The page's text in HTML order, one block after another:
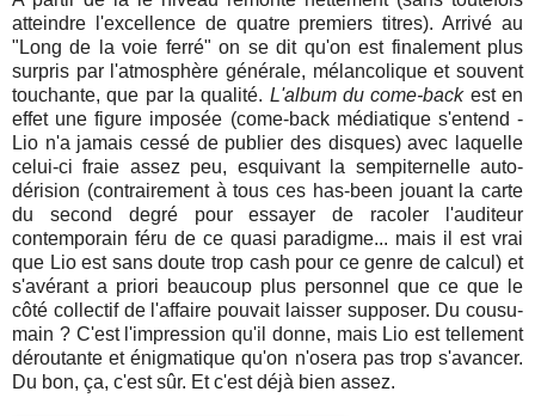
atteindre l'excellence de quatre premiers titres). Arrivé au
"Long de la voie ferré" on se dit qu'on est finalement plus
surpris par l'atmosphère générale, mélancolique et souvent
touchante, que par la qualité. L'album du come-backest en
effet une figure imposée (come-back médiatique s'entend -
Lio n'a jamais cessé de publier des disques) avec laquelle
celui-ci fraie assez peu, esquivant la sempiternelle auto-
dérision (contrairement à tous ces has-been jouant la carte
du second degré pour essayer de racoler l'auditeur
contemporain féru de ce quasi paradigme... mais il est vrai
que Lio est sans doute trop cash pour ce genre de calcul) et
s'avérant a priori beaucoup plus personnel que ce que le
côté collectif de l'affaire pouvait laisser supposer. Du cousu-
main ? C'est l'impression qu'il donne, mais Lio est tellement
déroutante et énigmatique qu'on n'osera pas trop s'avancer.
Du bon, ça, c'est sûr. Et c'est déjà bien assez.